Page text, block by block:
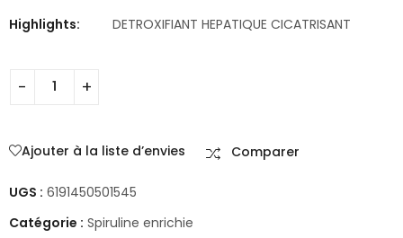
Highlights: DETROXIFIANT HEPATIQUE CICATRISANT
Ajouter à la liste d’envies Comparer
UGS : 6191450501545
Catégorie : Spiruline enrichie